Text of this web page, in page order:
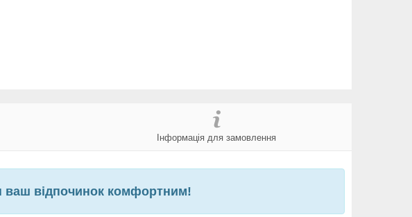
Інформація для замовлення
ваш відпочинок комфортним!